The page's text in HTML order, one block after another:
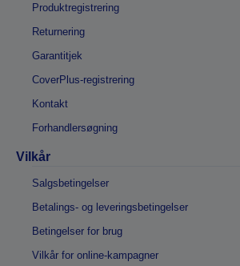
Produktregistrering
Returnering
Garantitjek
CoverPlus-registrering
Kontakt
Forhandlersøgning
Vilkår
Salgsbetingelser
Betalings- og leveringsbetingelser
Betingelser for brug
Vilkår for online-kampagner